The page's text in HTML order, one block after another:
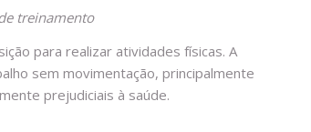
treinamento
para realizar atividades físicas. A
sem movimentação, principalmente
prejudiciais à saúde.